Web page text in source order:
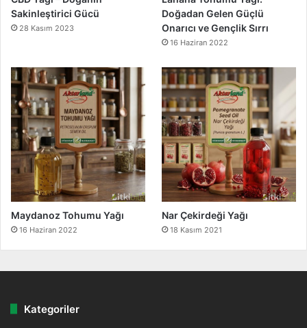
Sakinleştirici Gücü
28 Kasım 2023
Doğadan Gelen Güçlü
Onarıcı ve Gençlik Sırrı
16 Haziran 2022
Maydanoz Tohumu Yağı
16 Haziran 2022
Nar Çekirdeği Yağı
18 Kasım 2021
Kategoriler